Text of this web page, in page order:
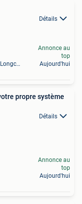
Détails
Bastogne + Partie De Longchamps Et Sibret
Annonce au
top
Aujourd'hui
propre système
Détails
Annonce au
top
Aujourd'hui